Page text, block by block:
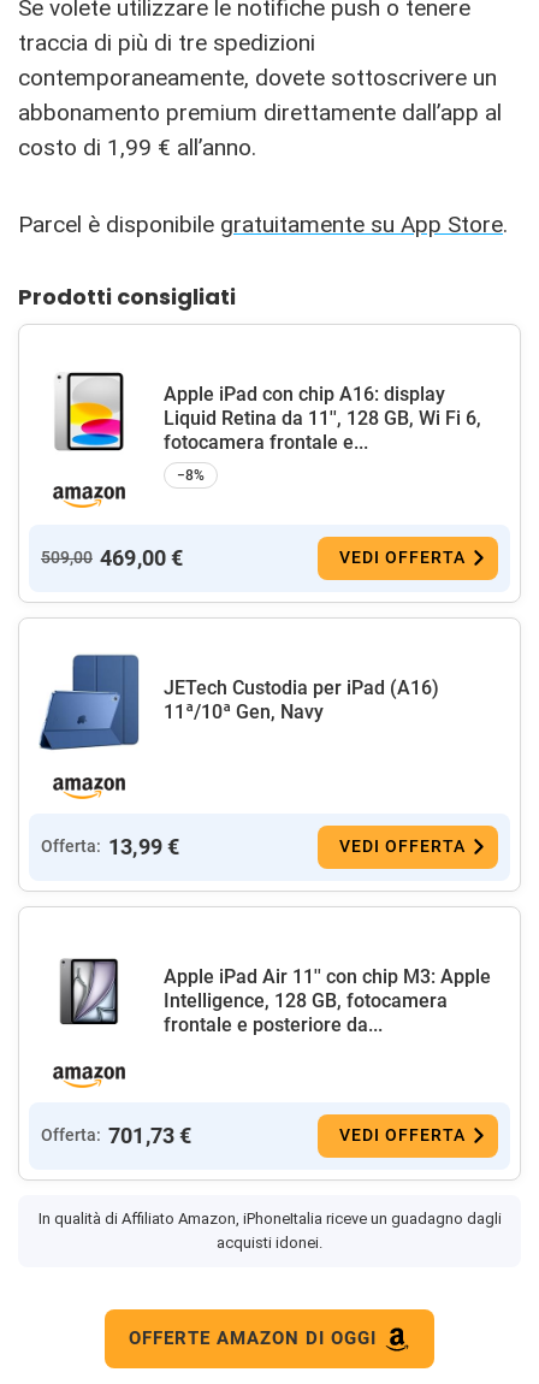
Se volete utilizzare le notifiche push o tenere
traccia di più di tre spedizioni
contemporaneamente, dovete sottoscrivere un
abbonamento premium direttamente dall’app al
costo di 1,99 € all’anno.
Parcel è disponibile gratuitamente su App Store.
Prodotti consigliati
Apple iPad con chip A16: display
Liquid Retina da 11'', 128 GB, Wi Fi 6,
fotocamera frontale e...
−8%
509,00 469,00 € VEDI OFFERTA
JETech Custodia per iPad (A16)
11ª/10ª Gen, Navy
Offerta: 13,99 € VEDI OFFERTA
Apple iPad Air 11'' con chip M3: Apple
Intelligence, 128 GB, fotocamera
frontale e posteriore da...
Offerta: 701,73 € VEDI OFFERTA
In qualità di Affiliato Amazon, iPhoneItalia riceve un guadagno dagli
acquisti idonei.
OFFERTE AMAZON DI OGGI